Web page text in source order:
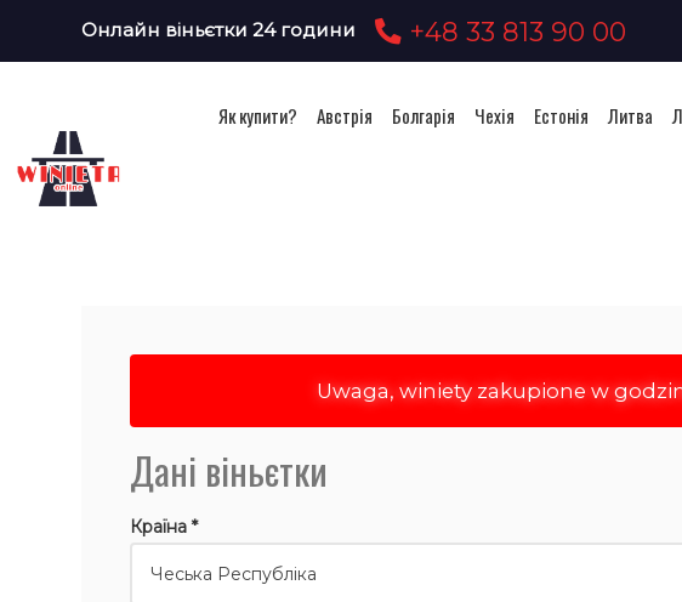
Онлайн віньєтки 24 години +48 33 813 90 00
Як купити? Австрія Болгарія Чехія Естонія Литва
Uwaga, winiety zakupione w
Дані віньєтки
Країна *